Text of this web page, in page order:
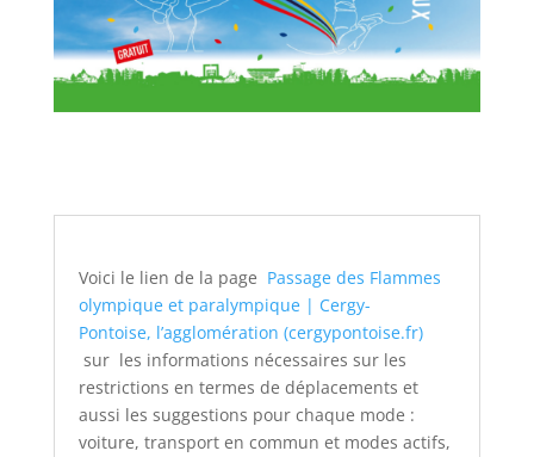
Voici le lien de la page Passage des Flammes
olympique et paralympique | Cergy-
Pontoise, l’agglomération (cergypontoise.fr)
sur les informations nécessaires sur les
restrictions en termes de déplacements et
aussi les suggestions pour chaque mode :
voiture, transport en commun et modes actifs,